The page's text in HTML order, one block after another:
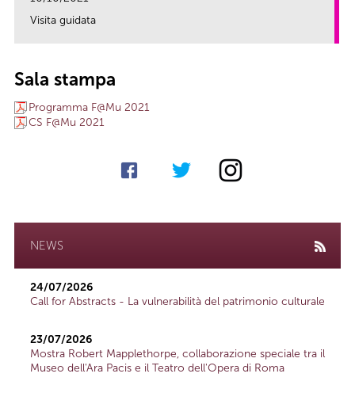
Visita guidata
Sala stampa
Programma F@Mu 2021
CS F@Mu 2021
NEWS
24/07/2026
Call for Abstracts - La vulnerabilità del patrimonio culturale
23/07/2026
Mostra Robert Mapplethorpe, collaborazione speciale tra il
Museo dell'Ara Pacis e il Teatro dell'Opera di Roma